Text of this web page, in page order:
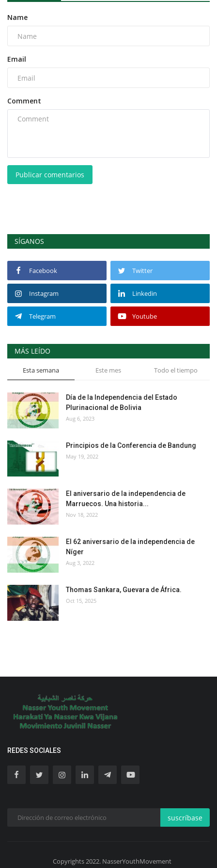
Name
Email
Comment
Publicar comentarios
SÍGANOS
Facebook Twitter
Instagram Linkedin
Telegram Youtube
MÁS LEÍDO
Esta semana Este mes Todo el tiempo
Día de la Independencia del Estado
Plurinacional de Bolivia
Aug 6, 2023
Principios de la Conferencia de Bandung
May 19, 2022
El aniversario de la independencia de
Marruecos. Una historia...
Nov 18, 2022
El 62 aniversario de la independencia de
Níger
Aug 3, 2022
Thomas Sankara, Guevara de África.
Oct 15, 2025
REDES SOCIALES
suscríbase
Copyrights 2022. NasserYouthMovement